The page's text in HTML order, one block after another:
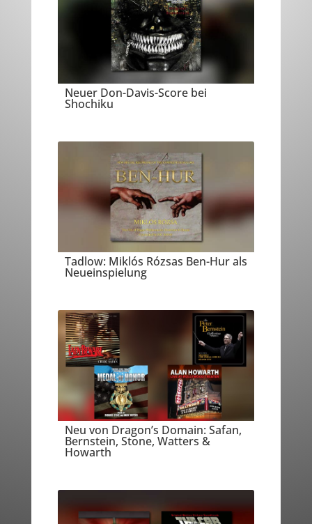
Neuer Don-Davis-Score bei
Shochiku
Tadlow: Miklós Rózsas Ben-Hur als
Neueinspielung
Neu von Dragon’s Domain: Safan,
Bernstein, Stone, Watters &
Howarth